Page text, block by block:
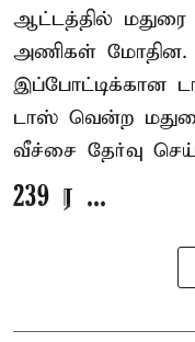
ஆட்டத்தில்
அணிகள் மோதின.
இப்போட்டிக்கான
டாஸ் வென்ற
வீச்சை தேர்வு
239 ர ...